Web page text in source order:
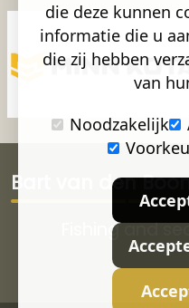
Bart van den
Fishing and
die deze kunnen
informatie die u
die zij hebben
van
Noodzakelijk